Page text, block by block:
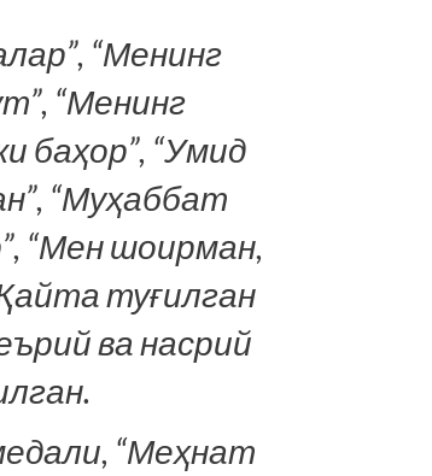
“Менинг
“Менинг
баҳор”, “Умид
“Муҳаббат
“Мен шоирман,
туғилган
ва насрий
“Меҳнат